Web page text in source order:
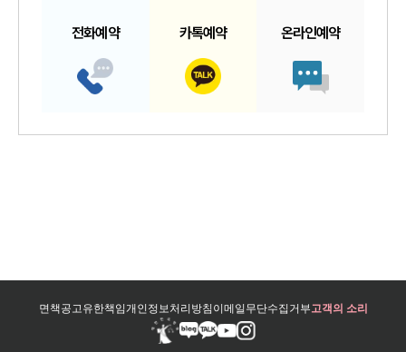
전화예약 카톡예약 온라인예약
면책공고유한책임개인정보처리방침이메일무단수집거부고객의 소리